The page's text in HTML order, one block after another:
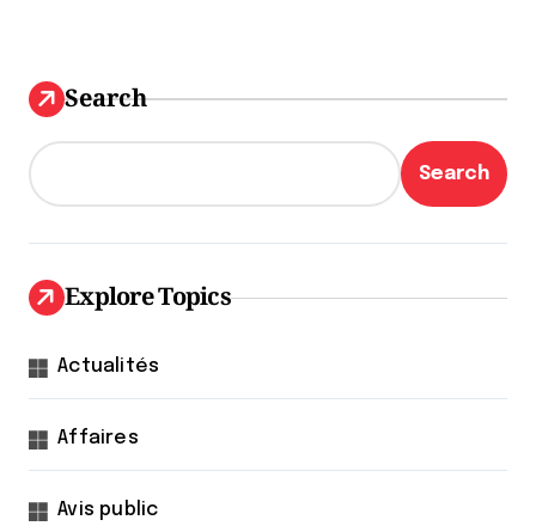
Search
Search
Explore Topics
Actualités
Affaires
Avis public